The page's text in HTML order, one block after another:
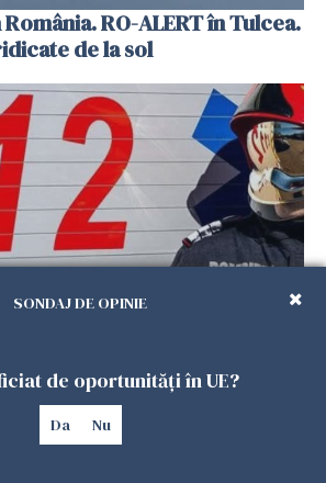
RO-ALERT în Tulcea.
de la sol
un bărbat a anunțat la 112 că a
luminos
SONDAJ DE OPINIE
de oportunități în UE?
Da Nu